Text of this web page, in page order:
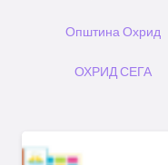
Општина Охрид
ОХРИД СЕГА